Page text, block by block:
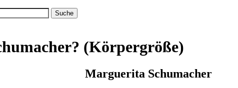
(Körpergröße)
Marguerita Schumacher